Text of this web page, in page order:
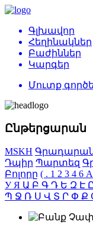
Գլխավոր
Հեղինակներ
Բաժիններ
Կարգեր
Մուտք
Ընթերցարան
MSKH
Դպիր Պարտեզ
Բոլորը ( . 1 2 3 4 6 A
УЯ Ա Բ Գ Դ Ե Զ Է
Պ Ջ Ռ Ս Վ Տ Ր Փ Ք